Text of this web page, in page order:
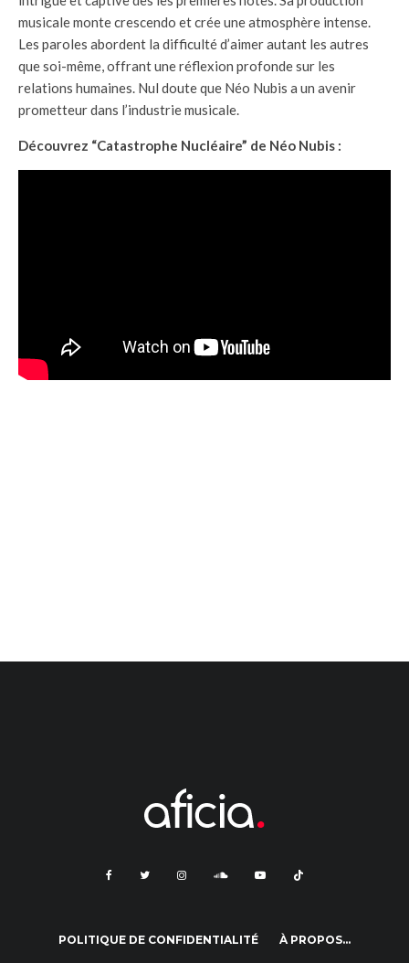
musicale monte crescendo et crée une atmosphère intense.
Les paroles abordent la difficulté d’aimer autant les autres
que soi-même, offrant une réflexion profonde sur les
relations humaines. Nul doute que Néo Nubis a un avenir
prometteur dans l’industrie musicale.
Découvrez “Catastrophe Nucléaire” de Néo Nubis :
POLITIQUE DE CONFIDENTIALITÉ À PROPOS…